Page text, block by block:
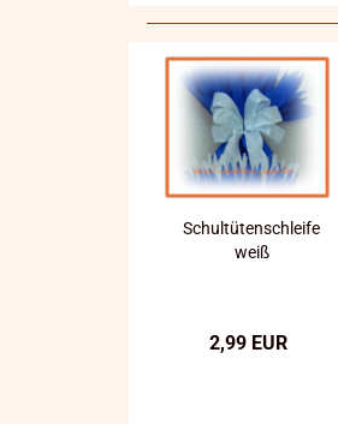
Schultütenschleife
weiß
2,99 EUR